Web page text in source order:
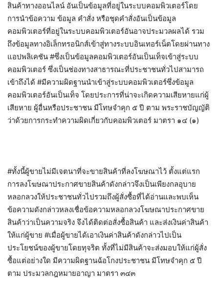
สินค้าทางออนไลน์ อันเป็นข้อมูลที่อยู่ในระบบคอมพิวเตอร์โดย
การนำข้อความ ข้อมูล คำสั่ง หรือชุดคำสั่งอันเป็นข้อมูล
คอมพิวเตอร์ที่อยู่ในระบบคอมพิวเตอร์อันอาจประมวลผลได้ รวม
ถึงข้อมูลทางอิเล็กทรอนิกส์เข้าสู่ทางระบบอินเทอร์เน็ตโดยผ่านทาง
แอปพลิเคชัน #ซึ่งเป็นข้อมูลคอมพิวเตอร์อันเป็นเท็จเข้าสู่ระบบ
คอมพิวเตอร์ ซึ่งเป็นช่องทางสาธารณะที่ประชาชนทั่วไปสามารถ
เข้าถึงได้ #มีความผิดฐานนำเข้าสู่ระบบคอมพิวเตอร์ซึ่งข้อมูล
คอมพิวเตอร์อันเป็นเท็จ โดยประการที่น่าจะเกิดความเสียหายแก่ผู้
เสียหาย ผู้อื่นหรือประชาชน มีโทษจำคุก ๕ ปี ตาม พระราชบัญญัติ
ว่าด้วยการกระทำความผิดเกี่ยวกับคอมพิวเตอร์ มาตรา ๑๔ (๑)
#ทั้งนี้ผู้ขายไม่มีเจตนาที่จะขายสินค้าที่ลงโฆษณาไว้ ตั้งแต่แรก
การลงโฆษณาประกาศขายสินค้าดังกล่าวจึงเป็นเพียงกลอุบาย
หลอกลวงให้ประชาชนทั่วไปรวมถึงผู้สั่งซื้อที่ได้อ่านและพบเห็น
ข้อความดังกล่าวหลงเชื่อข้อความหลอกลวงโฆษณาประกาศขาย
สินค้าว่าเป็นความจริง จึงได้ติดต่อสั่งซื้อสินค้า และส่งเงินค่าสินค้า
ให้แก่ผู้ขาย #เมื่อผู้ขายได้เอาเงินค่าสินค้าดังกล่าวไปเป็น
ประโยชน์ของผู้ขายโดยทุจริต ทั้งที่ไม่มีสินค้าจะส่งมอบให้แก่ผู้สั่ง
ซื้อแต่อย่างใด มีความผิดฐานฉ้อโกงประชาชน มีโทษจำคุก ๕ ปี
ตาม ประมวลกฎหมายอาญา มาตรา ๓๔๓